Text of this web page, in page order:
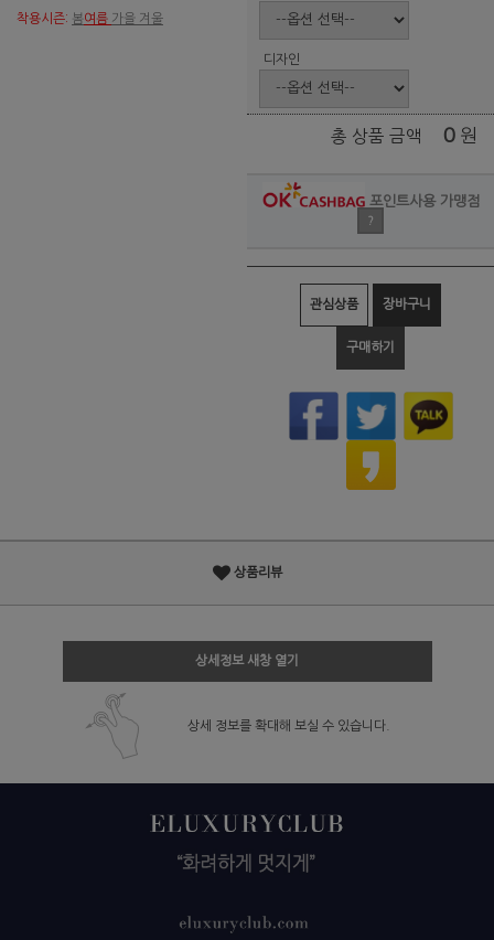
착용시즌: 봄 여름 가을 겨울
디자인
총 상품 금액 0 원
포인트사용 가맹점
?
관심상품 장바구니
구매하기
상품리뷰
상세정보 새창 열기
상세 정보를 확대해 보실 수 있습니다.